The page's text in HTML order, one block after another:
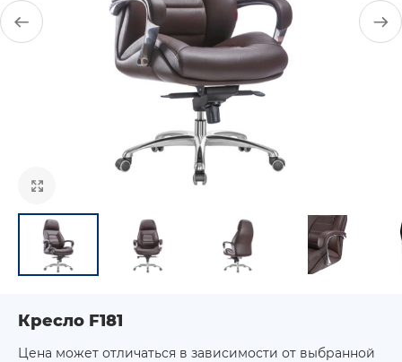
Кресло F181
Цена может отличаться в зависимости от выбранной